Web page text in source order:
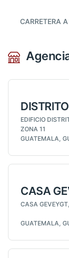
CARRETERA
EDIFICIO
ZONA 11
GUATEMALA,
CASA
CASA
GUATEMALA,